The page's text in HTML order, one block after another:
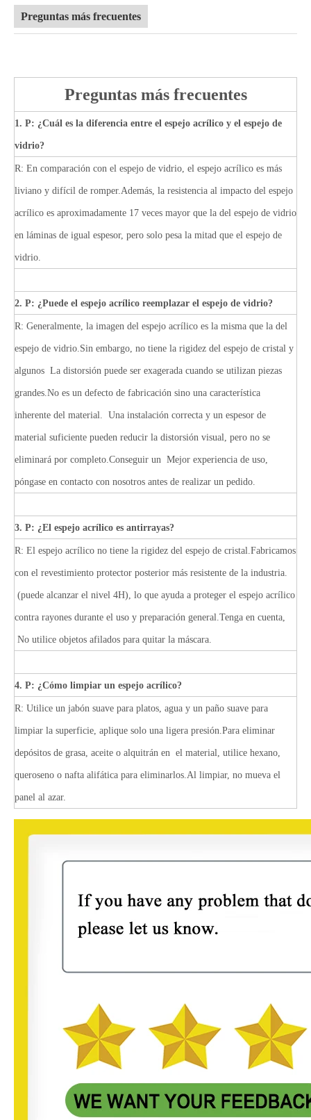
Preguntas más frecuentes
Preguntas más frecuentes
1. P: ¿Cuál es la diferencia entre el espejo acrílico y el espejo de
vidrio?
R: En comparación con el espejo de vidrio, el espejo acrílico es más
liviano y difícil de romper.Además, la resistencia al impacto del espejo
acrílico es aproximadamente 17 veces mayor que la del espejo de vidrio
en láminas de igual espesor, pero solo pesa la mitad que el espejo de
vidrio.
2. P: ¿Puede el espejo acrílico reemplazar el espejo de vidrio?
R: Generalmente, la imagen del espejo acrílico es la misma que la del
espejo de vidrio.Sin embargo, no tiene la rigidez del espejo de cristal y
algunos La distorsión puede ser exagerada cuando se utilizan piezas
grandes.No es un defecto de fabricación sino una característica
inherente del material. Una instalación correcta y un espesor de
material suficiente pueden reducir la distorsión visual, pero no se
eliminará por completo.Conseguir un Mejor experiencia de uso,
póngase en contacto con nosotros antes de realizar un pedido.
3. P: ¿El espejo acrílico es antirrayas?
R: El espejo acrílico no tiene la rigidez del espejo de cristal.Fabricamos
con el revestimiento protector posterior más resistente de la industria.
(puede alcanzar el nivel 4H), lo que ayuda a proteger el espejo acrílico
contra rayones durante el uso y preparación general.Tenga en cuenta,
No utilice objetos afilados para quitar la máscara.
4. P: ¿Cómo limpiar un espejo acrílico?
R: Utilice un jabón suave para platos, agua y un paño suave para
limpiar la superficie, aplique solo una ligera presión.Para eliminar
depósitos de grasa, aceite o alquitrán en el material, utilice hexano,
queroseno o nafta alifática para eliminarlos.Al limpiar, no mueva el
panel al azar.